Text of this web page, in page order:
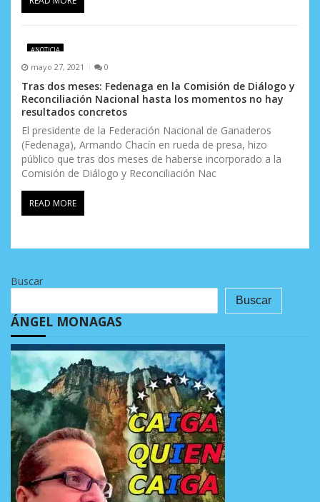
#NOTICIA
mayo 27, 2021 0
Tras dos meses: Fedenaga en la Comisión de Diálogo y
Reconciliación Nacional hasta los momentos no hay
resultados concretos
El presidente de la Federación Nacional de Ganaderos
(Fedenaga), Armando Chacín en rueda de presa, hizo
público que tras dos meses de haberse incorporado a la
Comisión de Diálogo y Reconciliación Nac
READ MORE
Buscar
Buscar
ÁNGEL MONAGAS